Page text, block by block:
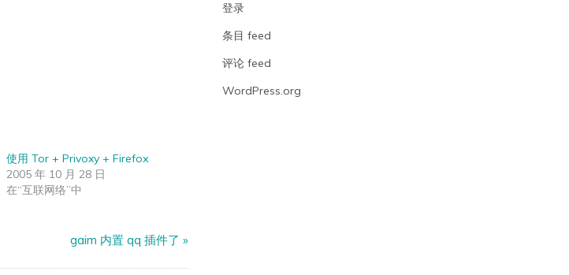
使用 Tor + Privoxy + Firefox
2005 年 10 月 28 日
在“互联网络”中
gaim 内置 qq 插件了 »
登录
条目 feed
评论 feed
WordPress.org